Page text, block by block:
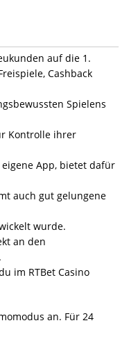
auf die 1.
Cashback
Spielens
Kontrolle ihrer
App, bietet dafür
auch gut gelungene
wurde.
an den
im RTBet Casino
an. Für 24